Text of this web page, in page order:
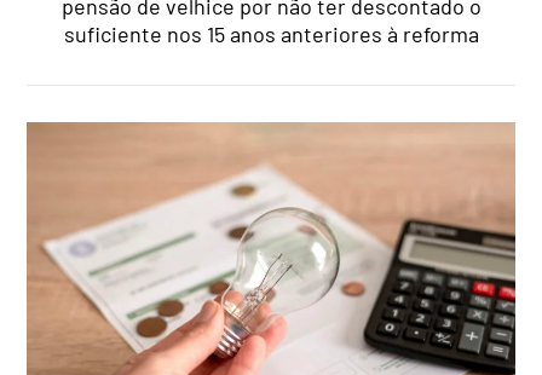
pensão de velhice por não ter descontado o
suficiente nos 15 anos anteriores à reforma